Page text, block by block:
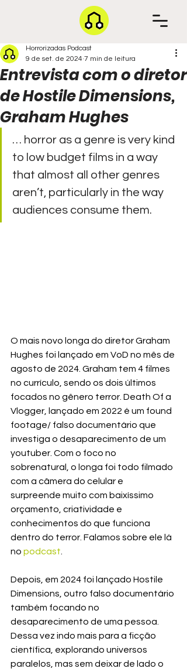
Entrevista com o diretor
de Hostile Dimensions,
Graham Hughes
Horrorizadas Podcast
9 de set. de 2024 7 min de leitura
… horror as a genre is very kind
to low budget films in a way
that almost all other genres
aren’t, particularly in the way
audiences consume them.
O mais novo longa do diretor Graham
Hughes foi lançado em VoD no mês de
agosto de 2024. Graham tem 4 filmes
no currículo, sendo os dois últimos
focados no gênero terror. Death Of a
Vlogger, lançado em 2022 é um found
footage/ falso documentário que
investiga o desaparecimento de um
youtuber. Com o foco no
sobrenatural, o longa foi todo filmado
com a câmera do celular e
surpreende muito com baixíssimo
orçamento, criatividade e
conhecimentos do que funciona
dentro do terror. Falamos sobre ele lá
no podcast
Depois, em 2024 foi lançado Hostile
Dimensions, outro falso documentário
também focando no
desaparecimento de uma pessoa.
Dessa vez indo mais para a ficção
científica, explorando universos
paralelos, mas sem deixar de lado o